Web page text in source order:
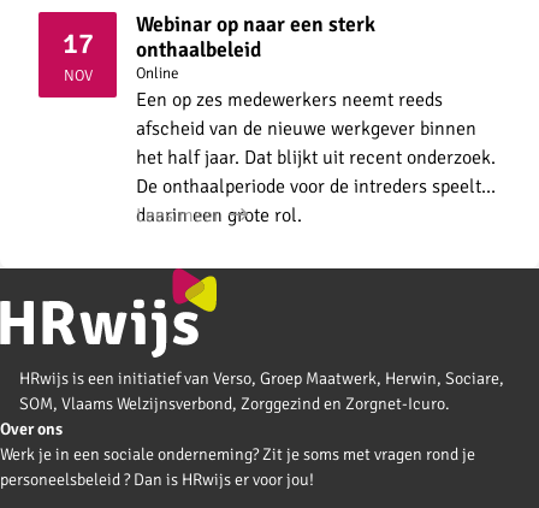
17
NOV
2026
Webinar op naar een sterk
onthaalbeleid
Online
Een op zes medewerkers neemt reeds
afscheid van de nieuwe werkgever binnen
het half jaar. Dat blijkt uit recent onderzoek.
De onthaalperiode voor de intreders speelt
daarin een grote rol.
Lees meer
HRwijs is een initiatief van Verso, Groep Maatwerk, Herwin, Sociare,
SOM, Vlaams Welzijnsverbond, Zorggezind en Zorgnet-Icuro.
Over ons
Werk je in een sociale onderneming? Zit je soms met vragen rond je
personeelsbeleid ? Dan is HRwijs er voor jou!